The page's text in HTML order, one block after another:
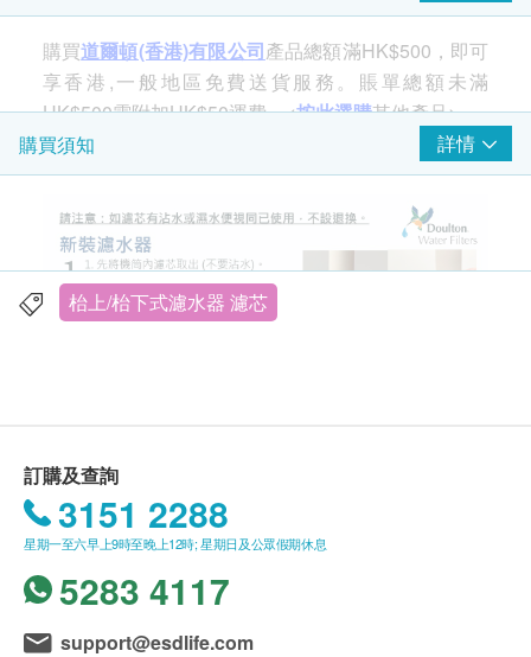
購買道爾頓(香港)有限公司產品總額滿HK$500，即可
享香港,一般地區免費送貨服務。賬單總額未滿
HK$500需附加HK$50運費。<按此選購其他產品>
3款主要濾芯比較
UCC(基本效能)：是基本版本的濾芯，只適用於
BSP系列濾水器。要求最簡單的過濾功能，例如隔
絕鉛水的話，UCC就足以應付
HPU(中等效能)：適用於一系列濾水器，包括
品性能及功效，令其結構更有秩序，孔徑變得更細
小，從而大大提升濾芯的抗菌功能
購買須知 詳情
枱上/枱下式濾水器 濾芯
訂購及查詢
3151 2288
星期一至六早上9時至晚上12時; 星期日及公眾假期休息
5283 4117
support@esdlife.com